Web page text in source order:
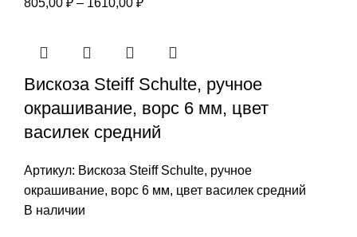
1610,00 ₽
Вискоза Steiff Schulte, ручное
окрашивание, ворс 6 мм, цвет
василек средний
Артикул: Вискоза Steiff Schulte, ручное
окрашивание, ворс 6 мм, цвет василек средний
В наличии